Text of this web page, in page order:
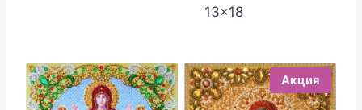
13x18
Акция